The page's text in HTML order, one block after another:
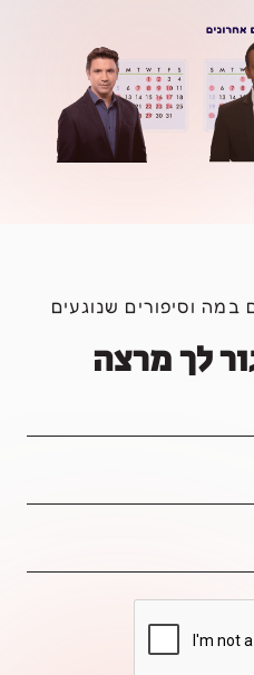
וסיפורים שנוגעים
לך מרצה